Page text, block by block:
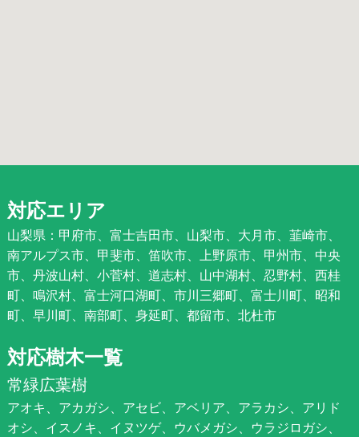
対応エリア
山梨県：甲府市、富士吉田市、山梨市、大月市、韮崎市、
南アルプス市、甲斐市、笛吹市、上野原市、甲州市、中央
市、丹波山村、小菅村、道志村、山中湖村、忍野村、西桂
町、鳴沢村、富士河口湖町、市川三郷町、富士川町、昭和
町、早川町、南部町、身延町、都留市、北杜市
対応樹木一覧
常緑広葉樹
アオキ、アカガシ、アセビ、アベリア、アラカシ、アリド
オシ、イスノキ、イヌツゲ、ウバメガシ、ウラジロガシ、